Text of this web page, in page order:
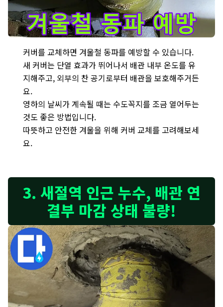
커버를 교체하면 겨울철 동파를 예방할 수 있습니다.
새 커버는 단열 효과가 뛰어나서 배관 내부 온도를 유
지해주고, 외부의 찬 공기로부터 배관을 보호해주거든
요.
영하의 날씨가 계속될 때는 수도꼭지를 조금 열어두는
것도 좋은 방법입니다.
따뜻하고 안전한 겨울을 위해 커버 교체를 고려해보세
요.
3. 새절역 인근 누수, 배관 연
결부 마감 상태 불량!